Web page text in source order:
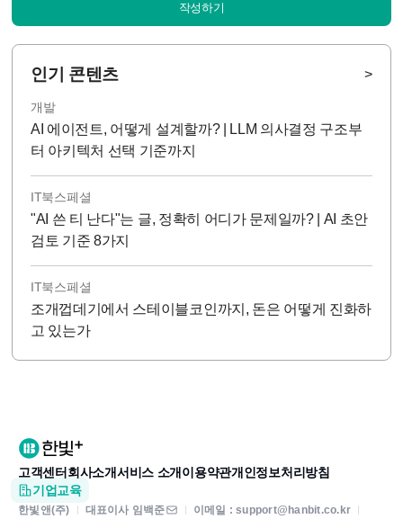
작성하기
인기 콘텐츠 >
개발
AI 에이전트, 어떻게 설계할까? | LLM 의사결정 구조부
터 아키텍처 선택 기준까지
IT북스페셜
"AI 쓴 티 난다"는 글, 정확히 어디가 문제일까? | AI 초안
검토 기준 8가지
IT북스페셜
조개껍데기에서 스테이블코인까지, 돈은 어떻게 진화하
고 있는가
고객센터 회사소개서비스 소개 이용약관개인정보처리방침
기업교육
한빛앤(주) 대표이사 임백준 이메일 : support@hanbit.co.kr